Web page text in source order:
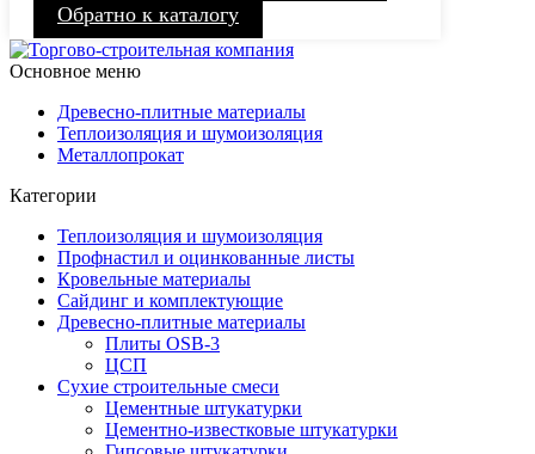
Обратно к каталогу
Основное меню
Древесно-плитные материалы
Теплоизоляция и шумоизоляция
Металлопрокат
Категории
Теплоизоляция и шумоизоляция
Профнастил и оцинкованные листы
Кровельные материалы
Сайдинг и комплектующие
Древесно-плитные материалы
Плиты OSB-3
ЦСП
Сухие строительные смеси
Цементные штукатурки
Цементно-известковые штукатурки